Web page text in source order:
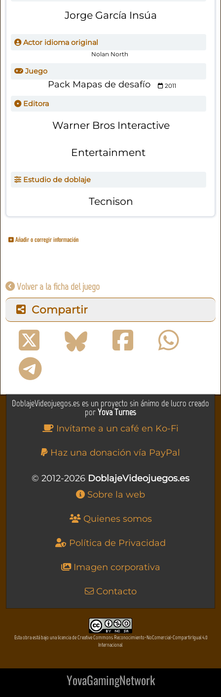
Jorge García Insúa
Actor idioma original
Nolan North
Juego
Pack Mapas de desafío 2011
Editora
Warner Bros Interactive
Entertainment
Estudio de doblaje
Tecnison
Añadir o corregir información
Volver a la ficha del juego
Compartir
DoblajeVideojuegos.es es un proyecto sin ánimo de lucro creado
porYova Turnes
Invítame a un café en Ko-Fi
Haz una donación vía PayPal
© 2012-2026 DoblajeVideojuegos.es
Sobre la web
Quienes somos
Política de Privacidad
Imagen corporativa
Contacto
Esta obra está bajo una licencia de Creative Commons Reconocimiento-NoComercial-CompartirIgual 4.0
Internacional
YovaGamingNetwork